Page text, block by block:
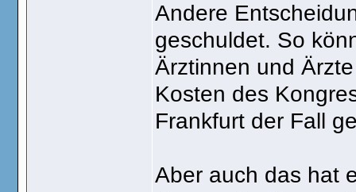
Andere
geschuldet. So
Ärztinnen und
Kosten des
Frankfurt der Fall
Aber auch das hat